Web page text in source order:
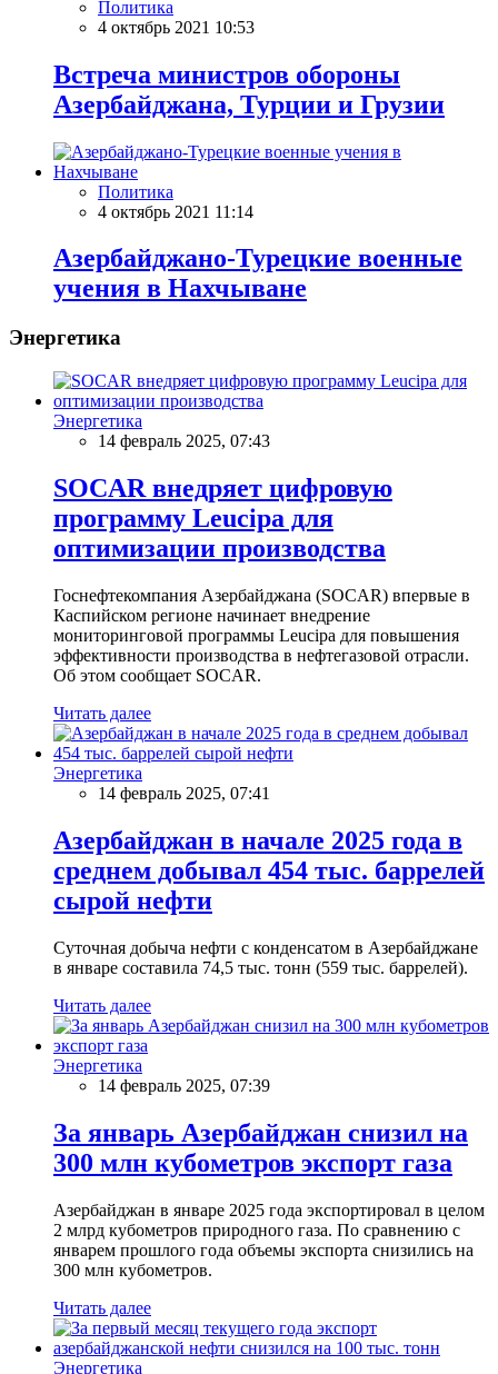
Политика
4 октябрь 2021 10:53
Встреча министров обороны
Азербайджана, Турции и Грузии
Политика
4 октябрь 2021 11:14
Азербайджано-Турецкие военные
учения в Нахчыване
Энергетика
Энергетика
14 февраль 2025, 07:43
SOCAR внедряет цифровую
программу Leucipa для
оптимизации производства
Госнефтекомпания Азербайджана (SOCAR) впервые в
Каспийском регионе начинает внедрение
мониторинговой программы Leucipa для повышения
эффективности производства в нефтегазовой отрасли.
Об этом сообщает SOCAR.
Читать далее
Энергетика
14 февраль 2025, 07:41
Азербайджан в начале 2025 года в
среднем добывал 454 тыс. баррелей
сырой нефти
Суточная добыча нефти с конденсатом в Азербайджане
в январе составила 74,5 тыс. тонн (559 тыс. баррелей).
Читать далее
Энергетика
14 февраль 2025, 07:39
За январь Азербайджан снизил на
300 млн кубометров экспорт газа
Азербайджан в январе 2025 года экспортировал в целом
2 млрд кубометров природного газа. По сравнению с
январем прошлого года объемы экспорта снизились на
300 млн кубометров.
Читать далее
Энергетика